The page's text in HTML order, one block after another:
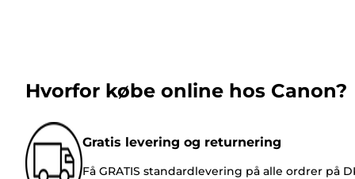
Hvorfor købe online hos Canon?
Gratis levering og returnering
Få GRATIS standardlevering på alle ordrer på